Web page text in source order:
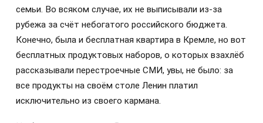
семьи. Во всяком случае, их не выписывали из-за
рубежа за счёт небогатого российского бюджета.
Конечно, была и бесплатная квартира в Кремле, но вот
бесплатных продуктовых наборов, о которых взахлёб
рассказывали перестроечные СМИ, увы, не было: за
все продукты на своём столе Ленин платил
исключительно из своего кармана.